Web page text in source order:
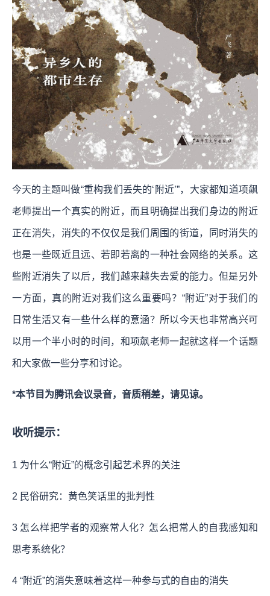
今天的主题叫做“重构我们丢失的‘附近’”，大家都知道项飙
老师提出一个真实的附近，而且明确提出我们身边的附近
正在消失，消失的不仅仅是我们周围的街道，同时消失的
也是一些既近且远、若即若离的一种社会网络的关系。这
些附近消失了以后，我们越来越失去爱的能力。但是另外
一方面，真的附近对我们这么重要吗？“附近”对于我们的
日常生活又有一些什么样的意涵？所以今天也非常高兴可
以用一个半小时的时间，和项飙老师一起就这样一个话题
和大家做一些分享和讨论。
*本节目为腾讯会议录音，音质稍差，请见谅。
收听提示：
1 为什么“附近”的概念引起艺术界的关注
2 民俗研究：黄色笑话里的批判性
3 怎么样把学者的观察常人化？怎么把常人的自我感知和
思考系统化？
4 “附近”的消失意味着这样一种参与式的自由的消失